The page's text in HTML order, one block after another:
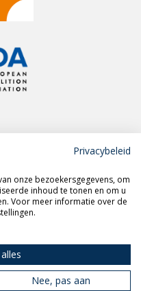
Privacybeleid
onze bezoekersgegevens, om
inhoud te tonen en om u
Voor meer informatie over de
Nee, pas aan